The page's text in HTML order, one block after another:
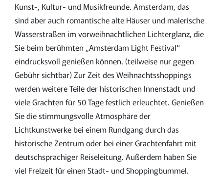
Kunst-, Kultur- und Musikfreunde. Amsterdam, das
sind aber auch romantische alte Häuser und malerische
Wasserstraßen im vorweihnachtlichen Lichterglanz, die
Sie beim berühmten „Amsterdam Light Festival“
eindrucksvoll genießen können. (teilweise nur gegen
Gebühr sichtbar) Zur Zeit des Weihnachtsshoppings
werden weitere Teile der historischen Innenstadt und
viele Grachten für 50 Tage festlich erleuchtet. Genießen
Sie die stimmungsvolle Atmosphäre der
Lichtkunstwerke bei einem Rundgang durch das
historische Zentrum oder bei einer Grachtenfahrt mit
deutschsprachiger Reiseleitung. Außerdem haben Sie
viel Freizeit für einen Stadt- und Shoppingbummel.